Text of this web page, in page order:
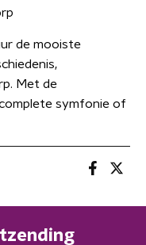
de mooiste
Met de
symfonie of